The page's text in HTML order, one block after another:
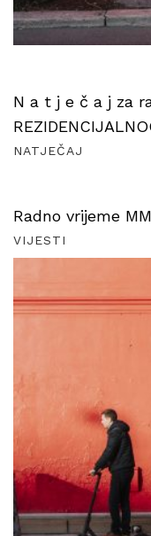
N a t j e č a j za
NATJEČAJ
Radno vrijeme
VIJESTI